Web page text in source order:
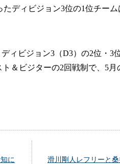
ディビジョン3位の1位チー
ィビジョン3（D3）の2位・3
＆ビジターの2回戦制で、5
に
滑川剛人レフリーと